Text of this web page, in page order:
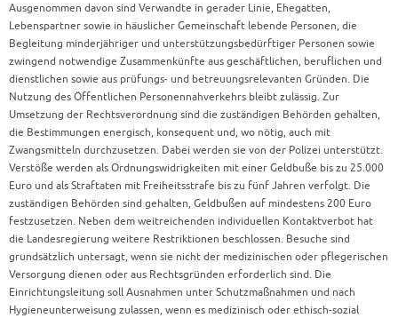
Ausgenommen davon sind Verwandte in gerader Linie, Ehegatten,
Lebenspartner sowie in häuslicher Gemeinschaft lebende Personen, die
Begleitung minderjähriger und unterstützungsbedürftiger Personen sowie
zwingend notwendige Zusammenkünfte aus geschäftlichen, beruflichen und
dienstlichen sowie aus prüfungs- und betreuungsrelevanten Gründen. Die
Nutzung des Öffentlichen Personennahverkehrs bleibt zulässig. Zur
Umsetzung der Rechtsverordnung sind die zuständigen Behörden gehalten,
die Bestimmungen energisch, konsequent und, wo nötig, auch mit
Zwangsmitteln durchzusetzen. Dabei werden sie von der Polizei unterstützt.
Verstöße werden als Ordnungswidrigkeiten mit einer Geldbuße bis zu 25.000
Euro und als Straftaten mit Freiheitsstrafe bis zu fünf Jahren verfolgt. Die
zuständigen Behörden sind gehalten, Geldbußen auf mindestens 200 Euro
festzusetzen. Neben dem weitreichenden individuellen Kontaktverbot hat
die Landesregierung weitere Restriktionen beschlossen. Besuche sind
grundsätzlich untersagt, wenn sie nicht der medizinischen oder pflegerischen
Versorgung dienen oder aus Rechtsgründen erforderlich sind. Die
Einrichtungsleitung soll Ausnahmen unter Schutzmaßnahmen und nach
Hygieneunterweisung zulassen, wenn es medizinisch oder ethisch-sozial